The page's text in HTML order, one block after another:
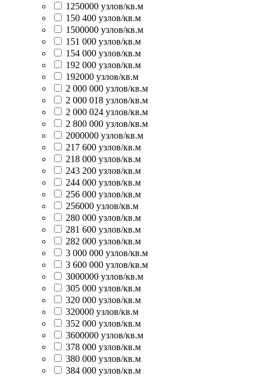
1250000 узлов/кв.м
150 400 узлов/кв.м
1500000 узлов/кв.м
151 000 узлов/кв.м
154 000 узлов/кв.м
192 000 узлов/кв.м
192000 узлов/кв.м
2 000 000 узлов/кв.м
2 000 018 узлов/кв.м
2 000 024 узлов/кв.м
2 800 000 узлов/кв.м
2000000 узлов/кв.м
217 600 узлов/кв.м
218 000 узлов/кв.м
243 200 узлов/кв.м
244 000 узлов/кв.м
256 000 узлов/кв.м
256000 узлов/кв.м
280 000 узлов/кв.м
281 600 узлов/кв.м
282 000 узлов/кв.м
3 000 000 узлов/кв.м
3 600 000 узлов/кв.м
3000000 узлов/кв.м
305 000 узлов/кв.м
320 000 узлов/кв.м
320000 узлов/кв.м
352 000 узлов/кв.м
3600000 узлов/кв.м
378 000 узлов/кв.м
380 000 узлов/кв.м
384 000 узлов/кв.м